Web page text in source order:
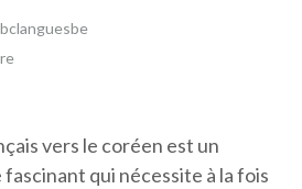
vers le coréen est un
qui nécessite à la fois